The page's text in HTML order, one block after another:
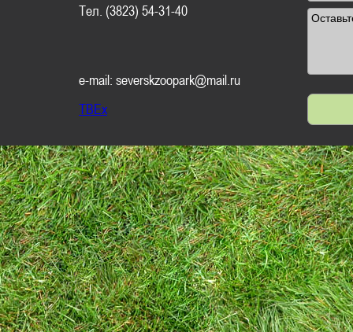
Тел. (3823) 54-31-40
e-mail: severskzoopark@mail.ru
TBEx